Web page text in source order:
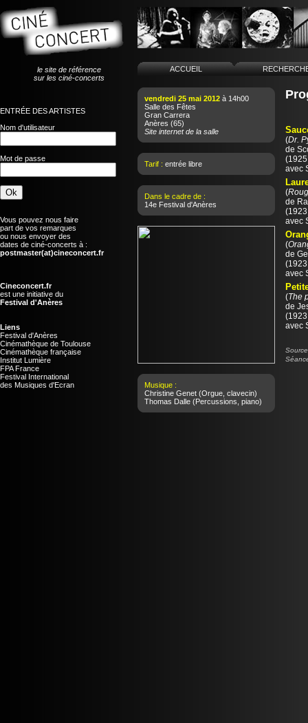
le site de référence
sur les ciné-concerts
ENTRÉE DES ARTISTES
Nom d'utilisateur
Mot de passe
Vous pouvez nous faire
part de vos remarques
ou nous envoyer des
dates de ciné-concerts à :
postmaster(at)cineconcert.fr
Cineconcert.fr
est une initiative du
Festival d'Anères
Liens
Festival d'Anères
Cinémathèque de Toulouse
Cinémathèque française
Institut Lumière
FPA France
Festival International
des Musiques d'Ecran
ACCUEIL
vendredi 25 mai 2012 à 14h00
Salle des Fêtes
Gran Carrera
Anères (65)
Site internet de la salle
Tarif : entrée libre
Dans le cadre de :
14e Festival d'Anères
Musique :
Christine Genet (Orgue, clavecin)
Thomas Dalle (Percussions, piano)
(Dr.
de
avec
(
de
avec
(
de
avec
(The
de
avec